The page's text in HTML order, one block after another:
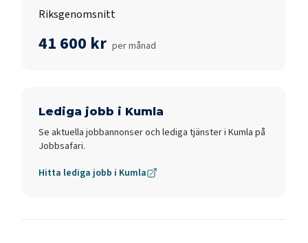
Riksgenomsnitt
41 600 kr per månad
Lediga jobb i Kumla
Se aktuella jobbannonser och lediga tjänster i Kumla på
Jobbsafari.
Hitta lediga jobb i Kumla